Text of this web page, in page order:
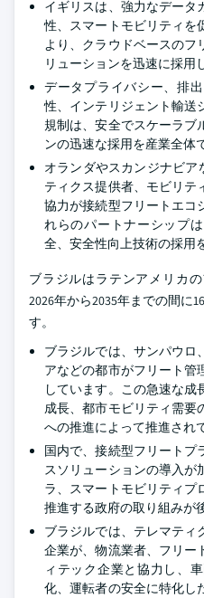
イギリスは、強力なデータ
性、スマートモビリティを
より、クラウドベースのフ
リューションを迅速に採用
データプライバシー、排
性、インテリジェント輸送
規制は、安全でスケーラブ
ンの迅速な採用を産業全体
オランダやスカンジナビア
ティクス提供者、モビリテ
協力が接続型フリートエコ
れらのパートナーシップ
全、安全性向上技術の採用
ブラジルはラテンアメリカ
2026年から2035年までの間に
す。
ブラジルでは、サンパウロ
アなどの都市がフリート管
しています。この急速な
成長、都市モビリティ需要
への推進によって推進され
国内で、接続型フリートプ
スソリューションの導入が
ラ、スマートモビリティプ
推進する政府の取り組みが
ブラジルでは、テレマティ
企業が、物流業者、フリー
ィテック企業と協力し、
化、運転者の安全に特化し